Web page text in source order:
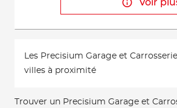
Voir
Les Precisium Garage et
villes à proximité
Trouver un Precisium Garage et